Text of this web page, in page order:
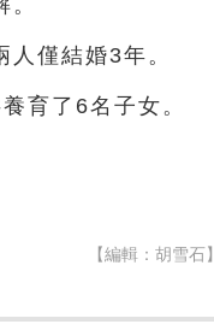
僅結婚3年。
育了6名子女。
【編輯：胡雪石】